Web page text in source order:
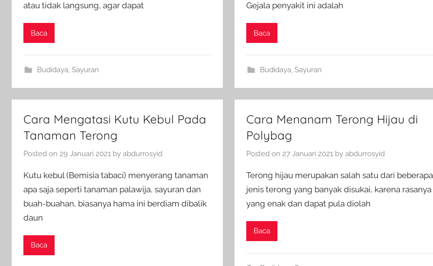
atau tidak langsung, agar dapat
Baca
Budidaya, Sayuran
Gejala penyakit ini adalah
Baca
Budidaya, Sayuran
Cara Mengatasi Kutu Kebul Pada
Tanaman Terong
Posted on 29 Januari 2021 by abdurrosyid
Kutu kebul (Bemisia tabaci) menyerang tanaman
apa saja seperti tanaman palawija, sayuran dan
buah-buahan, biasanya hama ini berdiam dibalik
daun
Baca
Cara Menanam Terong Hijau di
Polybag
Posted on 27 Januari 2021 byabdurrosyid
Terong hijau merupakan salah satu dari beberapa
jenis terong yang banyak disukai, karena rasanya
yang enak dan dapat pula diolah
Baca